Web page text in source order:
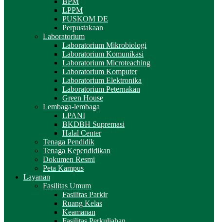
LPPM
PUSKOM DE
Perpustakaan
Laboratorium
Laboratorium Mikrobiologi
Laboratorium Komunikasi
Laboratorium Microteaching
Laboratorium Komputer
Laboratorium Elektronika
Laboratorium Peternakan
Green House
Lembaga-lembaga
LPANI
BKDBH Supremasi
Halal Center
Tenaga Pendidik
Tenaga Kependidikan
Dokumen Resmi
Peta Kampus
Layanan
Fasilitas Umum
Fasilitas Parkir
Ruang Kelas
Keamanan